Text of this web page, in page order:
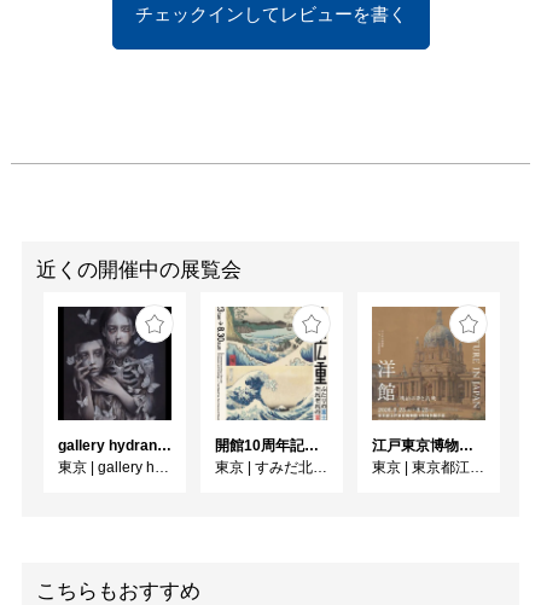
チェックインしてレビューを書く
近くの開催中の展覧会
gallery hydrangea 企画公募展『 夏夜の蝶 』
東京 | gallery hydrangea
開館10周年記念 「北斎 広重 ふたりの富士、それぞれの富士」
東京 | すみだ北斎美術館
江戸東京博物館リニューアル記念特別展「洋館 明治の夢と挑戦」
東京 | 東京都江戸東京博物館
こちらもおすすめ